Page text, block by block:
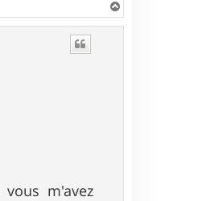
a
m'avez